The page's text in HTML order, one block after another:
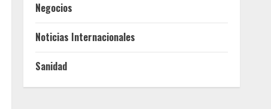
Negocios
Noticias Internacionales
Sanidad